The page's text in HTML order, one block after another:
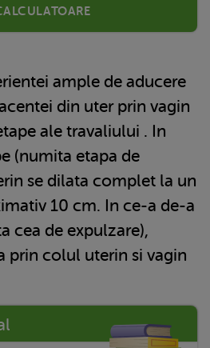
ample de aducere
din uter prin vagin
ale travaliului . In
(numita etapa de
se dilata complet la un
10 cm. In ce-a de-a
cea de expulzare),
prin colul uterin si vagin